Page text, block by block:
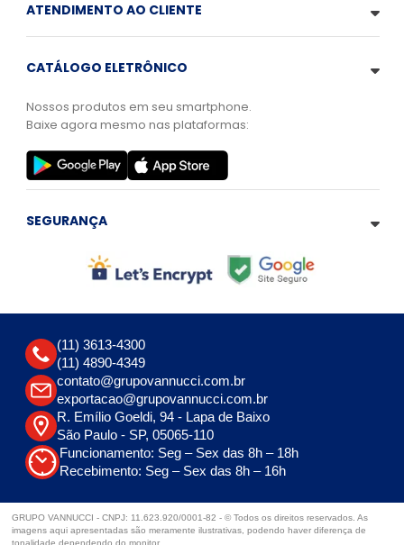
ATENDIMENTO AO CLIENTE
CATÁLOGO ELETRÔNICO
Nossos produtos em seu smartphone.
Baixe agora mesmo nas plataformas:
SEGURANÇA
(11) 3613-4300
(11) 4890-4349
contato@grupovannucci.com.br
exportacao@grupovannucci.com.br
R. Emílio Goeldi, 94 - Lapa de Baixo
São Paulo - SP, 05065-110
Funcionamento: Seg – Sex das 8h – 18h
Recebimento: Seg – Sex das 8h – 16h
GRUPO VANNUCCI - CNPJ: 11.623.920/0001-82 - © Todos os direitos reservados. As
imagens aqui apresentadas são meramente ilustrativas, podendo haver diferença de